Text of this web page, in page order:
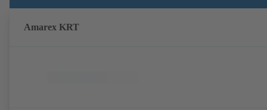
Amarex KRT